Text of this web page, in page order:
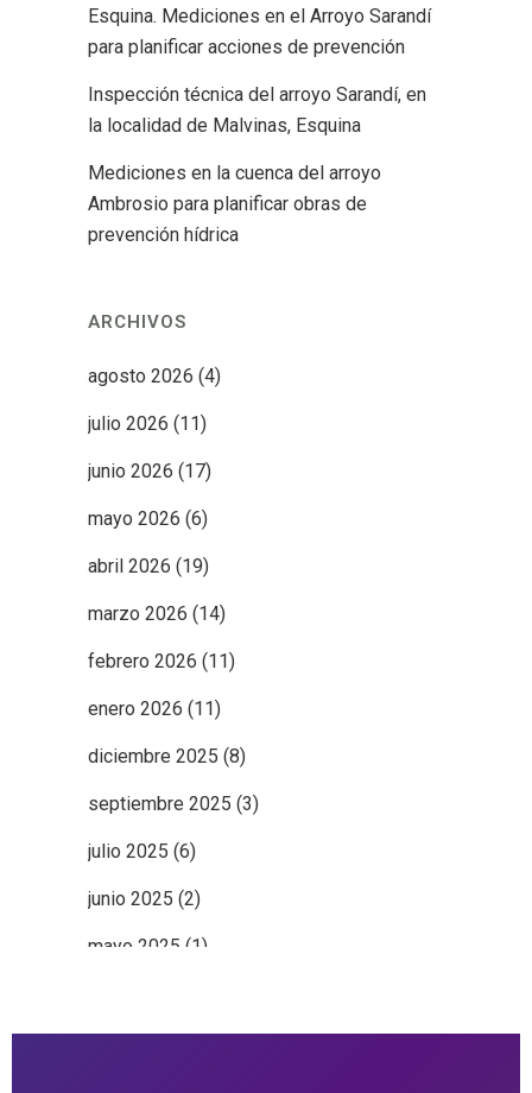
Esquina. Mediciones en el Arroyo Sarandí
para planificar acciones de prevención
Inspección técnica del arroyo Sarandí, en
la localidad de Malvinas, Esquina
Mediciones en la cuenca del arroyo
Ambrosio para planificar obras de
prevención hídrica
ARCHIVOS
agosto 2026 (4)
julio 2026 (11)
junio 2026 (17)
mayo 2026 (6)
abril 2026 (19)
marzo 2026 (14)
febrero 2026 (11)
enero 2026 (11)
diciembre 2025 (8)
septiembre 2025 (3)
julio 2025 (6)
junio 2025 (2)
mayo 2025 (1)